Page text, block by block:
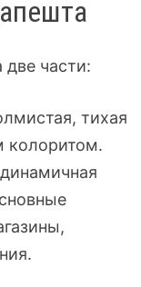
две части:
тихая
колоритом.